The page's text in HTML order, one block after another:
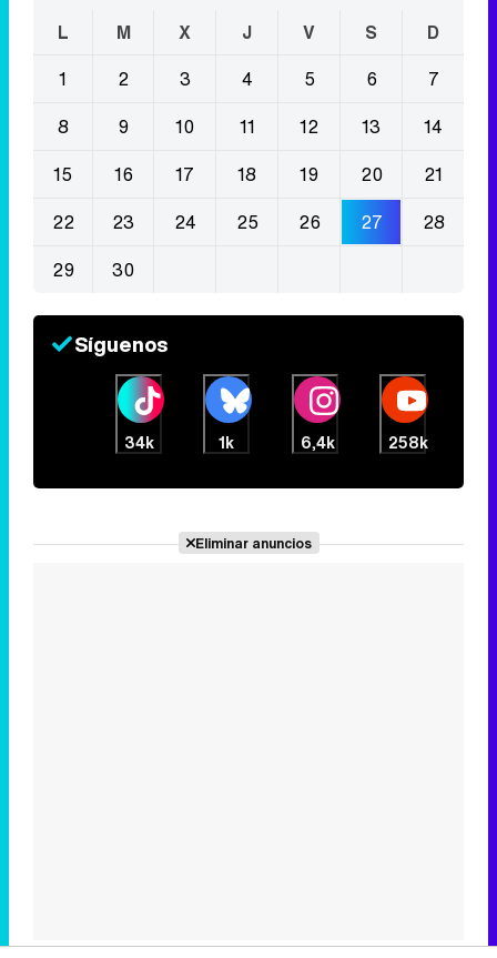
L M X J V S
D
1
2 3 4 5 6
7
8
9 10 11 12 13
14
15
16 17 18 19 20
21
22
23 24 25 26 27
28
29
30
Síguenos
34k 1k 6,4k 258k
Eliminar anuncios